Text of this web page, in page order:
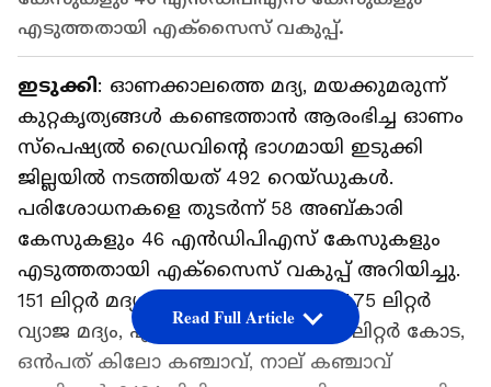
എടുത്തതായി എക്സൈസ് വകുപ്പ്.
ഇടുക്കി: ഓണക്കാലത്തെ മദ്യ, മയക്കുമരുന്ന്
കുറ്റകൃത്യങ്ങള്‍ കണ്ടെത്താന്‍ ആരംഭിച്ച ഓണം
സ്പെഷ്യല്‍ ഡ്രൈവിന്റെ ഭാഗമായി ഇടുക്കി
ജില്ലയില്‍ നടത്തിയത് 492 റെയ്ഡുകള്‍.
പരിശോധനകളെ തുടര്‍ന്ന് 58 അബ്കാരി
കേസുകളും 46 എന്‍ഡിപിഎസ് കേസുകളും
എടുത്തതായി എക്സൈസ് വകുപ്പ് അറിയിച്ചു.
151 ലിറ്റര്‍ മദ്യം, 78 ലിറ്റര്‍ ചാരായം, 11.75 ലിറ്റര്‍
വ്യാജ മദ്യം, ഏഴ് ലിറ്റര്‍ ബിയര്‍, 1350 ലിറ്റര്‍ കോട,
ഒന്‍പത് കിലോ കഞ്ചാവ്, നാല് കഞ്ചാവ്
Read Full Article